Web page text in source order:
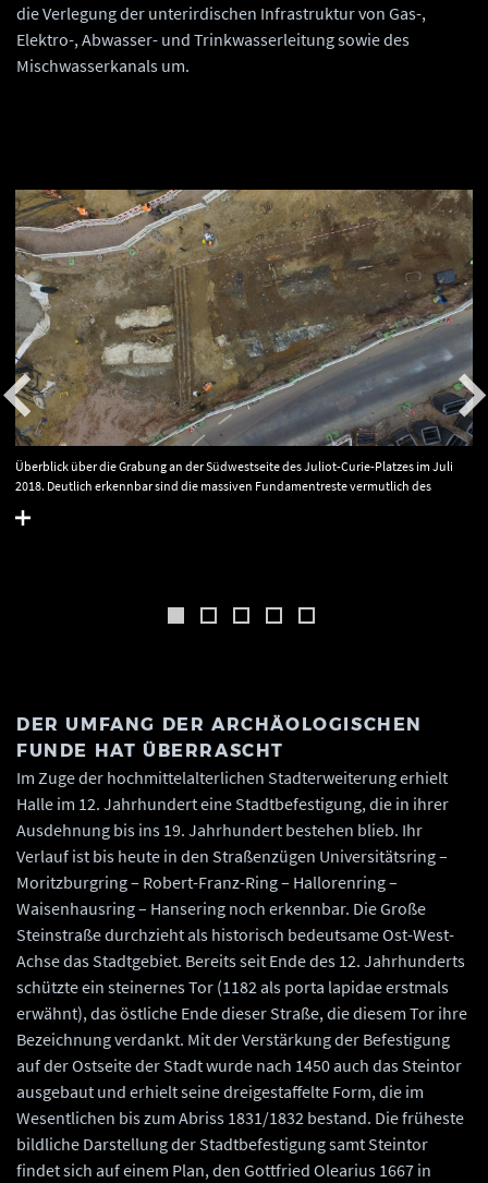
die Verlegung der unterirdischen Infrastruktur von Gas-,
Elektro-, Abwasser- und Trinkwasserleitung sowie des
Mischwasserkanals um.
Überblick über die Grabung an der Südwestseite des Juliot-Curie-Platzes im Juli
2018. Deutlich erkennbar sind die massiven Fundamentreste vermutlich des
Landesamt für Denkmalpflege und Archäologie Sachsen-Anhalt, H. Heilmann.
DER UMFANG DER ARCHÄOLOGISCHEN
FUNDE HAT ÜBERRASCHT
Im Zuge der hochmittelalterlichen Stadterweiterung erhielt
Halle im 12. Jahrhundert eine Stadtbefestigung, die in ihrer
Ausdehnung bis ins 19. Jahrhundert bestehen blieb. Ihr
Verlauf ist bis heute in den Straßenzügen Universitätsring –
Moritzburgring – Robert-Franz-Ring – Hallorenring –
Waisenhausring – Hansering noch erkennbar. Die Große
Steinstraße durchzieht als historisch bedeutsame Ost-West-
Achse das Stadtgebiet. Bereits seit Ende des 12. Jahrhunderts
schützte ein steinernes Tor (1182 als porta lapidae erstmals
erwähnt), das östliche Ende dieser Straße, die diesem Tor ihre
Bezeichnung verdankt. Mit der Verstärkung der Befestigung
auf der Ostseite der Stadt wurde nach 1450 auch das Steintor
ausgebaut und erhielt seine dreigestaffelte Form, die im
Wesentlichen bis zum Abriss 1831/1832 bestand. Die früheste
bildliche Darstellung der Stadtbefestigung samt Steintor
findet sich auf einem Plan, den Gottfried Olearius 1667 in